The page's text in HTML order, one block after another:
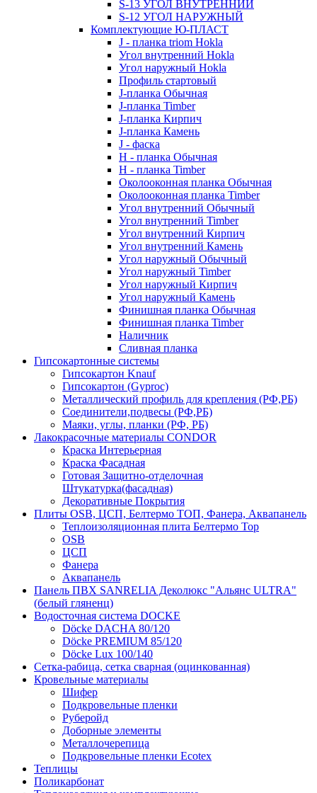
S-13 УГОЛ ВНУТРЕННИЙ
S-12 УГОЛ НАРУЖНЫЙ
Комплектующие Ю-ПЛАСТ
J - планка triom Hokla
Угол внутренний Hokla
Угол наружный Hokla
Профиль стартовый
J-планка Обычная
J-планка Timber
J-планка Кирпич
J-планка Камень
J - фаска
Н - планка Обычная
Н - планка Timber
Околооконная планка Обычная
Околооконная планка Timber
Угол внутренний Обычный
Угол внутренний Timber
Угол внутренний Кирпич
Угол внутренний Камень
Угол наружный Обычный
Угол наружный Timber
Угол наружный Кирпич
Угол наружный Камень
Финишная планка Обычная
Финишная планка Timber
Наличник
Сливная планка
Гипсокартонные системы
Гипсокартон Knauf
Гипсокартон (Gyproc)
Металлический профиль для крепления (РФ,РБ)
Соединители,подвесы (РФ,РБ)
Маяки, углы, планки (РФ, РБ)
Лакокрасочные материалы CONDOR
Краска Интерьерная
Краска Фасадная
Готовая Защитно-отделочная
Штукатурка(фасадная)
Декоративные Покрытия
Плиты OSB, ЦСП, Белтермо ТОП, Фанера, Аквапанель
Теплоизоляционная плита Белтермо Top
OSB
ЦСП
Фанера
Аквапанель
Панель ПВХ SANRELIA Деколюкс "Альянс ULTRA"
(белый гляненц)
Водосточная система DOCKE
Döсkе DACHA 80/120
Döcke PREMIUM 85/120
Döсkе Luх 100/140
Сетка-рабица, сетка сварная (оцинкованная)
Кровельные материалы
Шифер
Подкровельные пленки
Руберойд
Доборные элементы
Металлочерепица
Подкровельные пленки Ecotex
Теплицы
Поликарбонат